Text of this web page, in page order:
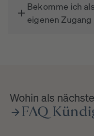
Bekomme ich
eigenen
Wohin als
FAQ